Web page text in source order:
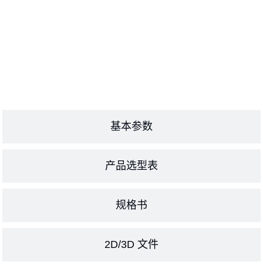
基本参数
产品选型表
规格书
2D/3D 文件